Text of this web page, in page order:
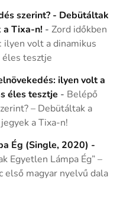
szerint? - Debütáltak
a Tixa-n! -Zord időkben
ilyen volt a dinamikus
éles tesztje
ilyen volt a
éles tesztje - Belépő
– Debütáltak a
a Tixa-n!
Ég (Single, 2020) -
Egyetlen Lámpa Ég” –
első magyar nyelvű dala